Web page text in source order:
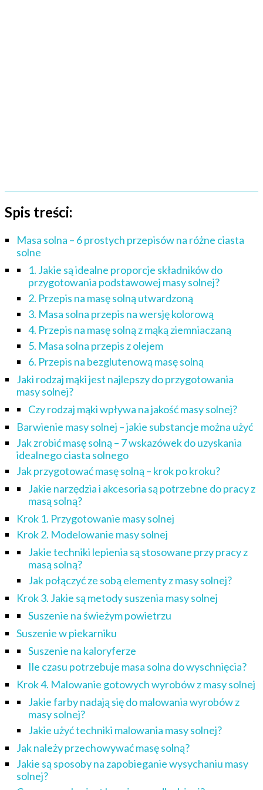
Spis treści:
Masa solna – 6 prostych przepisów na różne ciasta
solne
1. Jakie są idealne proporcje składników do
przygotowania podstawowej masy solnej?
2. Przepis na masę solną utwardzoną
3. Masa solna przepis na wersję kolorową
4. Przepis na masę solną z mąką ziemniaczaną
5. Masa solna przepis z olejem
6. Przepis na bezglutenową masę solną
Jaki rodzaj mąki jest najlepszy do przygotowania
masy solnej?
Czy rodzaj mąki wpływa na jakość masy solnej?
Barwienie masy solnej – jakie substancje można użyć
Jak zrobić masę solną – 7 wskazówek do uzyskania
idealnego ciasta solnego
Jak przygotować masę solną – krok po kroku?
Jakie narzędzia i akcesoria są potrzebne do pracy z
masą solną?
Krok 1. Przygotowanie masy solnej
Krok 2. Modelowanie masy solnej
Jakie techniki lepienia są stosowane przy pracy z
masą solną?
Jak połączyć ze sobą elementy z masy solnej?
Krok 3. Jakie są metody suszenia masy solnej
Suszenie na świeżym powietrzu
Suszenie w piekarniku
Suszenie na kaloryferze
Ile czasu potrzebuje masa solna do wyschnięcia?
Krok 4. Malowanie gotowych wyrobów z masy solnej
Jakie farby nadają się do malowania wyrobów z
masy solnej?
Jakie użyć techniki malowania masy solnej?
Jak należy przechowywać masę solną?
Jakie są sposoby na zapobieganie wysychaniu masy
solnej?